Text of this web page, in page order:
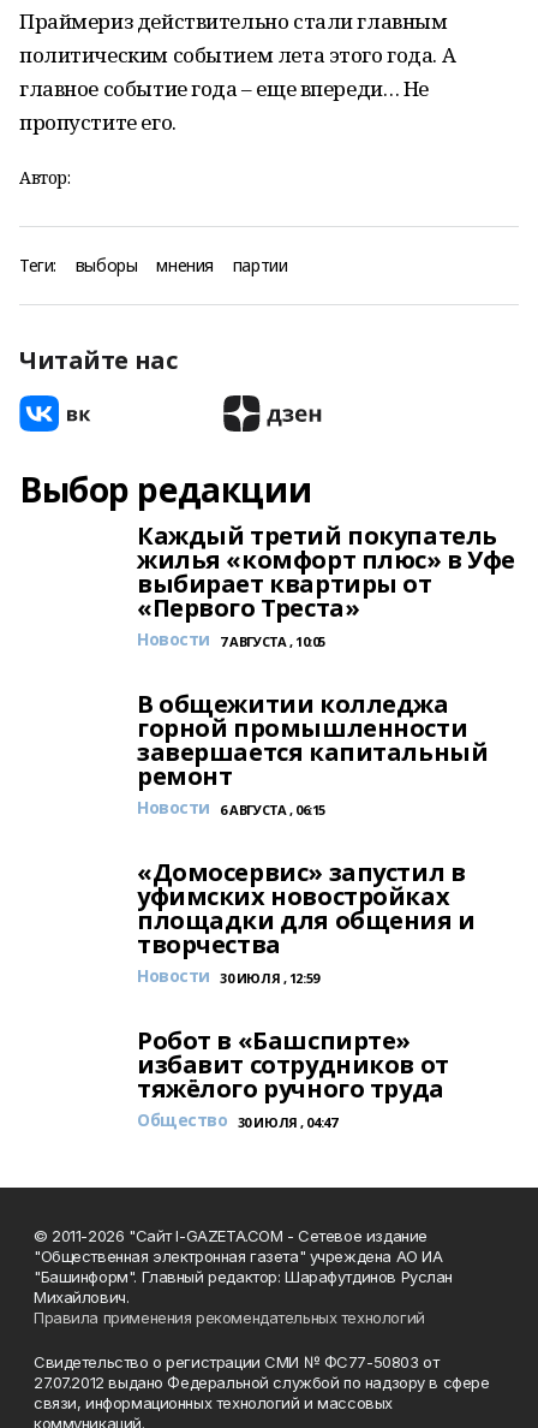
Праймериз действительно стали главным
политическим событием лета этого года. А
главное событие года – еще впереди… Не
пропустите его.
Автор:
Теги: выборы мнения партии
Читайте нас
Выбор редакции
Каждый третий покупатель
жилья «комфорт плюс» в Уфе
выбирает квартиры от
«Первого Треста»
Новости 7 АВГУСТА , 10:05
В общежитии колледжа
горной промышленности
завершается капитальный
ремонт
Новости 6 АВГУСТА , 06:15
«Домосервис» запустил в
уфимских новостройках
площадки для общения и
творчества
Новости 30 ИЮЛЯ , 12:59
Робот в «Башспирте»
избавит сотрудников от
тяжёлого ручного труда
Общество 30 ИЮЛЯ , 04:47
© 2011-2026 "Сайт I-GAZETA.COM - Сетевое издание
"Общественная электронная газета" учреждена АО ИА
"Башинформ". Главный редактор: Шарафутдинов Руслан
Михайлович.
Правила применения рекомендательных технологий
Свидетельство о регистрации СМИ № ФС77-50803 от
27.07.2012 выдано Федеральной службой по надзору в сфере
связи, информационных технологий и массовых
коммуникаций.